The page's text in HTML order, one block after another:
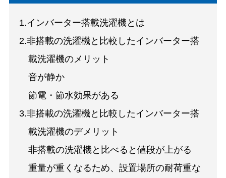
1.インバーター搭載洗濯機とは
2.非搭載の洗濯機と比較したインバーター搭
載洗濯機のメリット
音が静か
節電・節水効果がある
3.非搭載の洗濯機と比較したインバーター搭
載洗濯機のデメリット
非搭載の洗濯機と比べると値段が上がる
重量が重くなるため、設置場所の耐荷重な